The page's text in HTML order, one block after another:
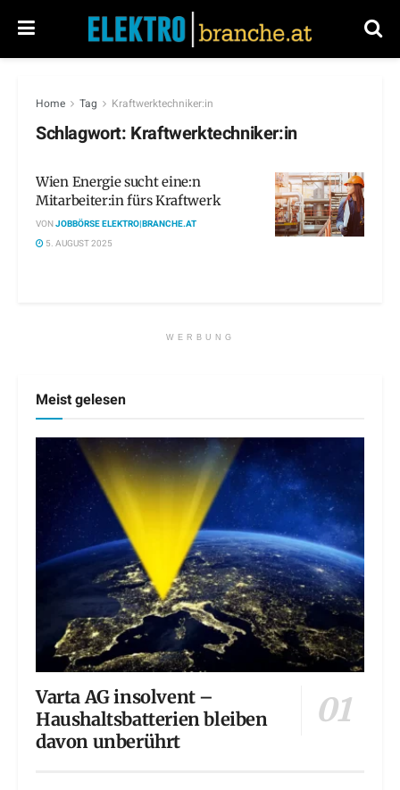
Home Tag Kraftwerktechniker:in
Schlagwort: Kraftwerktechniker:in
Wien Energie sucht eine:n
Mitarbeiter:in fürs Kraftwerk
VONJOBBÖRSE ELEKTRO|BRANCHE.AT
5. AUGUST 2025
WERBUNG
Meist gelesen
Varta AG insolvent –
Haushaltsbatterien bleiben
davon unberührt